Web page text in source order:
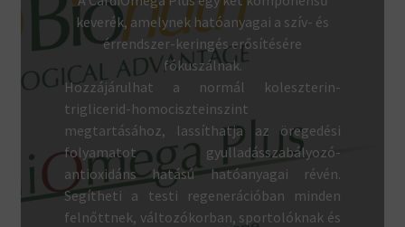
keverék, amelynek hatóanyagai a szív- és
érrendszer-keringés erősítésére
fókuszálnak.
Hozzájárulhat a normál koleszterin-
triglicerid-homociszteinszint
megtartásához, lassíthatja az öregedési
folyamatot gyulladásszabályozó-
antioxidáns hatású hatóanyagai révén.
Segítheti a testi regenerációban minden
felnőttnek, változókorban, sportolóknak és